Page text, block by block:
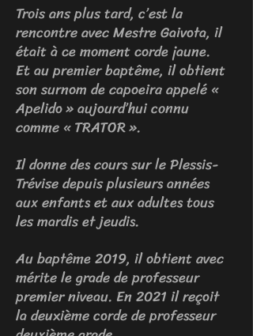
Trois ans plus tard, c’est la
rencontre avec Mestre Gaivota, il
était à ce moment corde jaune.
Et au premier baptême, il obtient
son surnom de capoeira appelé «
Apelido » aujourd’hui connu
comme « TRATOR ».
Il donne des cours sur le Plessis-
Trévise depuis plusieurs années
aux enfants et aux adultes tous
les mardis et jeudis.
Au baptême 2019, il obtient avec
mérite le grade de professeur
premier niveau. En 2021 il reçoit
la deuxième corde de professeur